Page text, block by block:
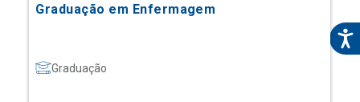
Graduação em Enfermagem
Graduação